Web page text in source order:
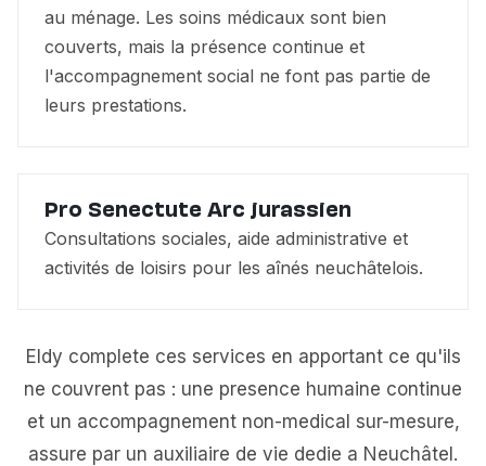
au ménage. Les soins médicaux sont bien
couverts, mais la présence continue et
l'accompagnement social ne font pas partie de
leurs prestations.
Pro Senectute Arc jurassien
Consultations sociales, aide administrative et
activités de loisirs pour les aînés neuchâtelois.
Eldy complete ces services en apportant ce qu'ils
ne couvrent pas : une presence humaine continue
et un accompagnement non-medical sur-mesure,
assure par un auxiliaire de vie dedie a Neuchâtel.